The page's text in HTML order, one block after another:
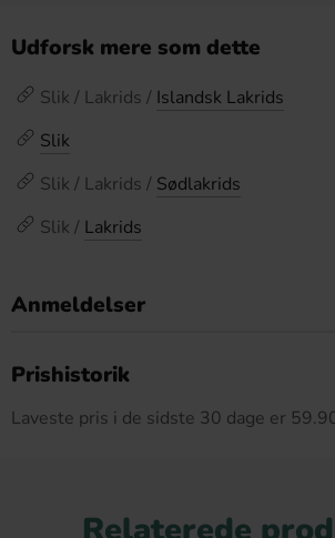
Udforsk mere som dette
Slik / Lakrids / Islandsk Lakrids
Slik
Slik / Lakrids / Sødlakrids
Slik / Lakrids
Anmeldelser
Prishistorik
Laveste pris i de sidste 30 dage er